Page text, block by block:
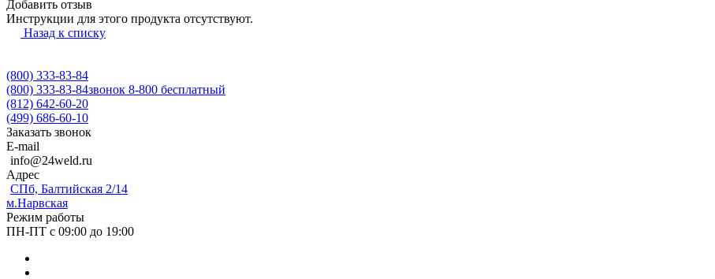
Добавить отзыв
Инструкции для этого продукта отсутствуют.
Назад к списку
(800) 333-83-84
(800) 333-83-84звонок 8-800 бесплатный
(812) 642-60-20
(499) 686-60-10
Заказать звонок
E-mail
info@24weld.ru
Адрес
СПб, Балтийская 2/14
м.Нарвская
Режим работы
ПН-ПТ с 09:00 до 19:00